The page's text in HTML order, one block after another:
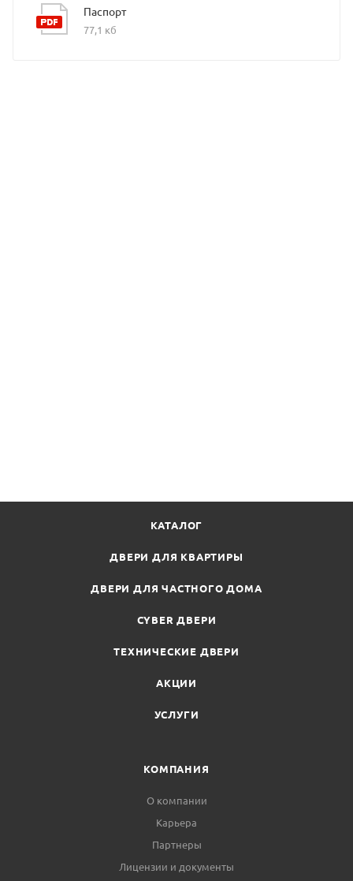
Паспорт
77,1 кб
КАТАЛОГ
ДВЕРИ ДЛЯ КВАРТИРЫ
ДВЕРИ ДЛЯ ЧАСТНОГО ДОМА
CYBER ДВЕРИ
ТЕХНИЧЕСКИЕ ДВЕРИ
АКЦИИ
УСЛУГИ
КОМПАНИЯ
О компании
Карьера
Партнеры
Лицензии и документы